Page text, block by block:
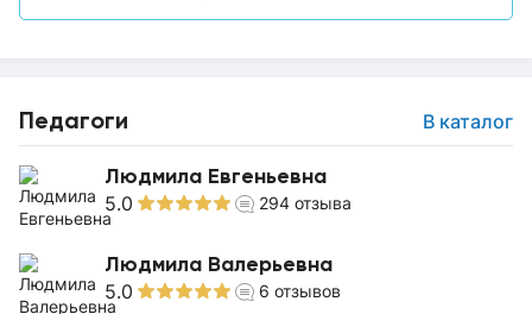
Педагоги В каталог
Людмила Евгеньевна
5.0 294 отзыва
Людмила Валерьевна
5.0 6 отзывов